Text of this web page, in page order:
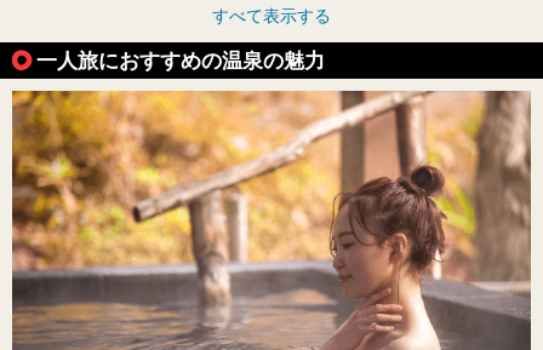
すべて表示する
一人旅におすすめの温泉の魅力